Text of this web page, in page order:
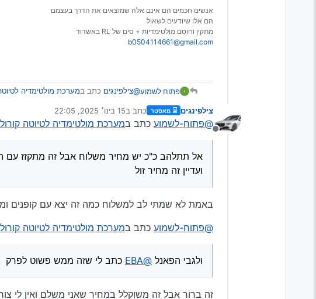
אנשים חכמים הם אינם אלה שמוצאים את הדרך בעצמם
הם אלו שיודעים לשאול
מתקין וחוסם מולטימדיות + סים של RL באשדוד
b0504114661@gmail.com
פתוח לשמוע@צילפינגים כתב במערכת מולטימדיה לטיוטה
יש כזה אונברסלי?
ועדיין זה מחיר זול
ולגבי הפאנל
מנותק
צילפינגים מאסטר כתב ב15 בינו׳ 2025, 22:05
נערך לאחרונה על ידי
@פתוח-לשמוע כתב במערכת מולטימדיה לטיוטה קורולה
אל תתלהב כ"כ יש מחיר משלוח אבל זה מתקזז עם
ועדיין זה מחיר זול
באמת לא שמתי לב למשלוח כמה זה יצא עם קופנים
@פתוח-לשמוע כתב במערכת מולטימדיה לטיוטה קורולה
ולגבי הפאנל @EBA כתב לי שזה ממש פשוט לפרק
זה ברור אבל זה משוקלל במחיר שאני משלם ואין לי